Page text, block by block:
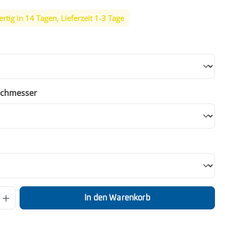
in 14 Tagen, Lieferzeit 1-3 Tage
auswählen
Anzahl: Gib den gewünschten Wert
In den Warenkorb